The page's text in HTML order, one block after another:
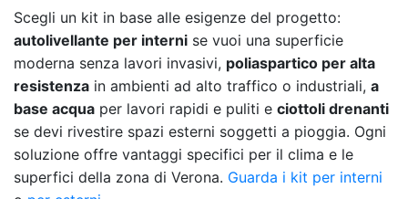
Scegli un kit in base alle esigenze del progetto:
autolivellante per interni se vuoi una superficie
moderna senza lavori invasivi, poliaspartico per alta
resistenza in ambienti ad alto traffico o industriali, a
base acqua per lavori rapidi e puliti e ciottoli drenanti
se devi rivestire spazi esterni soggetti a pioggia. Ogni
soluzione offre vantaggi specifici per il clima e le
superfici della zona di Verona. Guarda i kit per interni